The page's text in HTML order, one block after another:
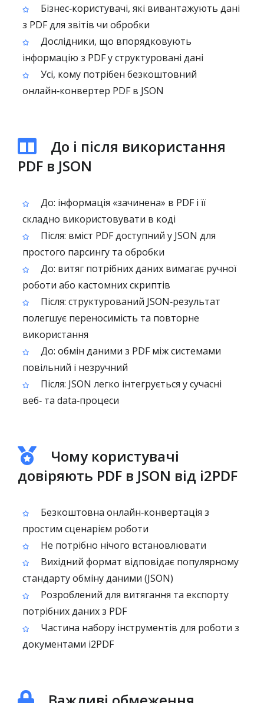
Бізнес‑користувачі, які вивантажують дані
з PDF для звітів чи обробки
Дослідники, що впорядковують
інформацію з PDF у структуровані дані
Усі, кому потрібен безкоштовний
онлайн‑конвертер PDF в JSON
До і після використання
PDF в JSON
До: інформація «зачинена» в PDF і її
складно використовувати в коді
Після: вміст PDF доступний у JSON для
простого парсингу та обробки
До: витяг потрібних даних вимагає ручної
роботи або кастомних скриптів
Після: структурований JSON‑результат
полегшує переносимість та повторне
використання
До: обмін даними з PDF між системами
повільний і незручний
Після: JSON легко інтегрується у сучасні
веб‑ та data‑процеси
Чому користувачі
довіряють PDF в JSON від i2PDF
Безкоштовна онлайн‑конвертація з
простим сценарієм роботи
Не потрібно нічого встановлювати
Вихідний формат відповідає популярному
стандарту обміну даними (JSON)
Розроблений для витягання та експорту
потрібних даних з PDF
Частина набору інструментів для роботи з
документами i2PDF